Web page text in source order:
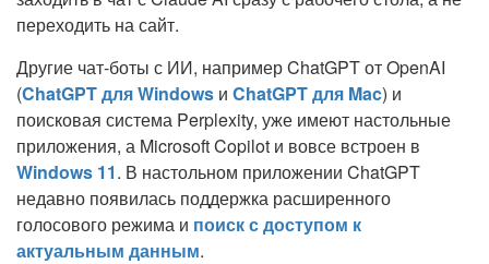
переходить на сайт.
Другие чат-боты с ИИ, например ChatGPT от OpenAI
(ChatGPT для Windows и ChatGPT для Mac) и
поисковая система Perplexity, уже имеют настольные
приложения, а Microsoft Copilot и вовсе встроен в
Windows 11. В настольном приложении ChatGPT
недавно появилась поддержка расширенного
голосового режима и поиск с доступом к
актуальным данным.